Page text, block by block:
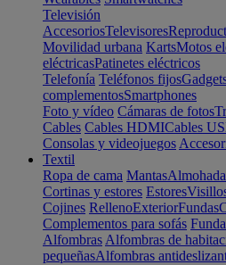
Televisión
AccesoriosTelevisores
Movilidad urbana KartsMotos
eléctricasPatinetes eléctricos
Telefonía Teléfonos fijos
complementosSmartphones
Foto y vídeo Cámaras de fotos
Cables Cables HDMICables
Consolas y videojuegos
Textil
Ropa de cama Mantas
Cortinas y estores Estores
Cojines RellenoExteriorFundas
Complementos para sofás
Alfombras Alfombras de
pequeñasAlfombras